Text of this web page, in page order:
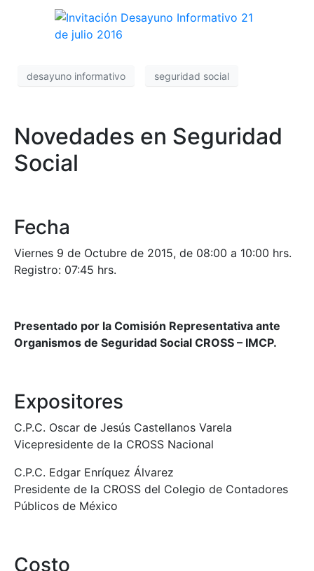
desayuno informativo seguridad social
Novedades en Seguridad
Social
Fecha
Viernes 9 de Octubre de 2015, de 08:00 a 10:00 hrs.
Registro: 07:45 hrs.
Presentado por la Comisión Representativa ante
Organismos de Seguridad Social CROSS – IMCP.
Expositores
C.P.C. Oscar de Jesús Castellanos Varela
Vicepresidente de la CROSS Nacional
C.P.C. Edgar Enríquez Álvarez
Presidente de la CROSS del Colegio de Contadores
Públicos de México
Costo